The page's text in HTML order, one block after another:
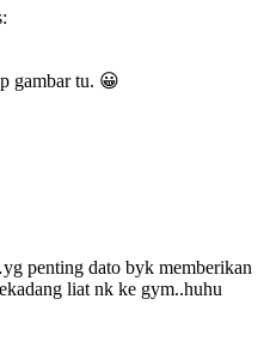
gambar tu. 😀
penting dato byk memberikan
liat nk ke gym..huhu